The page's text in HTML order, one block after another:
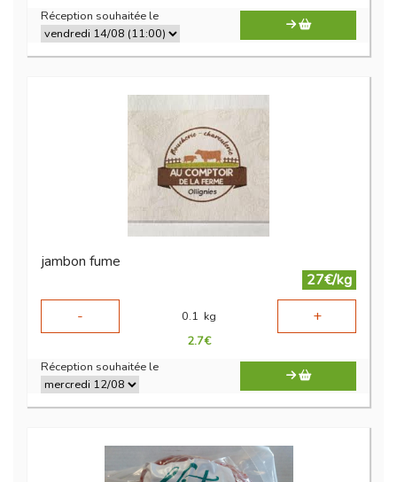
Réception souhaitée le
jambon fume
27€/kg
-
0.1 kg +
2.7€
Réception souhaitée le